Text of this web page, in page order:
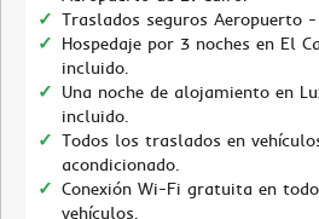
Traslados seguros Aeropuerto
Hospedaje por 3 noches en El
incluido.
Una noche de alojamiento en
incluido.
Todos los traslados en
acondicionado.
Conexión Wi-Fi gratuita en
vehículos.